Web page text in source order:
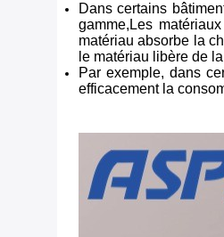
Dans certains
gamme,Les
matériau absorbe la
le matériau libère de
Par exemple, dans
efficacement la